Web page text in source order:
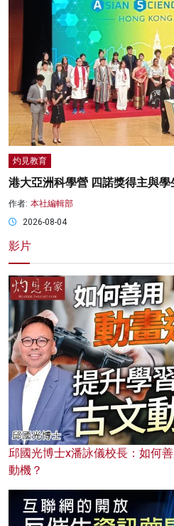
灼見教育
港大亞洲科學營 四諾獎得主與學
作者: 本社編輯部
2026-08-04
影片
邱國光博士x潘詠儀校長：如何
動機？